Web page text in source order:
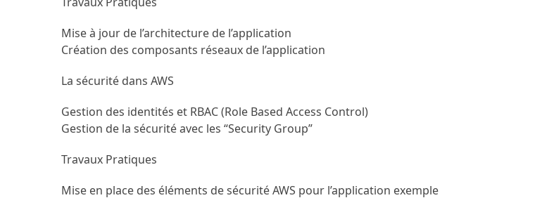
Mise à jour de l’architecture de l’application
Création des composants réseaux de l’application
La sécurité dans AWS
Gestion des identités et RBAC (Role Based Access Control)
Gestion de la sécurité avec les “Security Group”
Travaux Pratiques
Mise en place des éléments de sécurité AWS pour l’application exemple